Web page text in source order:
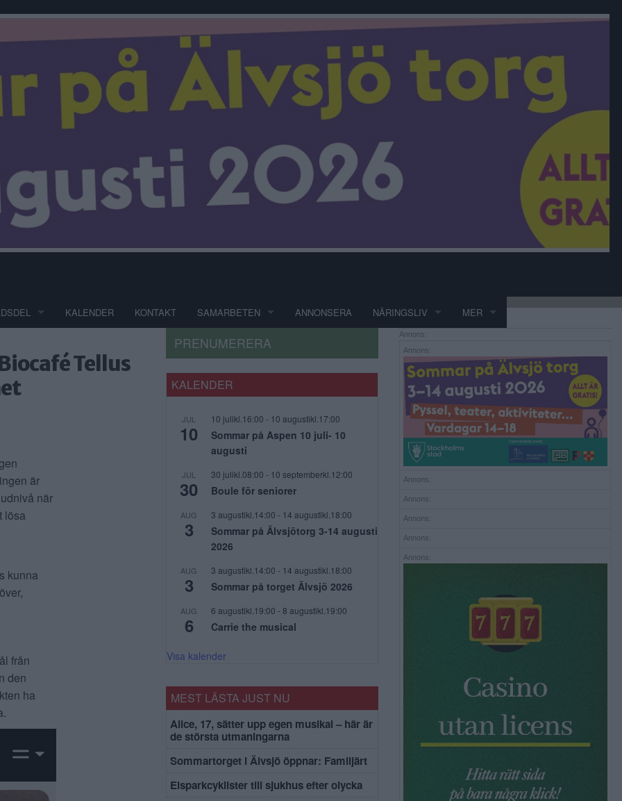
KALENDER KONTAKT SAMARBETEN ANNONSERA NÄRINGSLIV MER
Tellus
är
när
lösa
kunna
från
den
ha
PRENUMERERA
KALENDER
JUL
10
10 julikl.16:00 - 10 augustikl.17:00
Sommar på Aspen 10 juli- 10
augusti
JUL
30
30 julikl.08:00 - 10 septemberkl.12:00
Boule för seniorer
AUG
3
3 augustikl.14:00 - 14 augustikl.18:00
Sommar på Älvsjötorg 3-14 augusti
2026
AUG
3
3 augustikl.14:00 - 14 augustikl.18:00
Sommar på torget Älvsjö 2026
AUG
6
6 augustikl.19:00 - 8 augustikl.19:00
Carrie the musical
Visa kalender
MEST LÄSTA JUST NU
Alice, 17, sätter upp egen musikal – här är
de största utmaningarna
Sommartorget i Älvsjö öppnar: Familjärt
Elsparkcyklister till sjukhus efter olycka
Annons:
Annons:
Annons:
Annons:
Annons:
Annons:
Annons: